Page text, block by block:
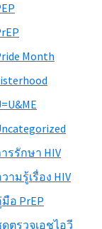
Month
รรักษา HIV
ามรู้เรื่อง HIV
อ PrEP
ตรวจเอชไอวี